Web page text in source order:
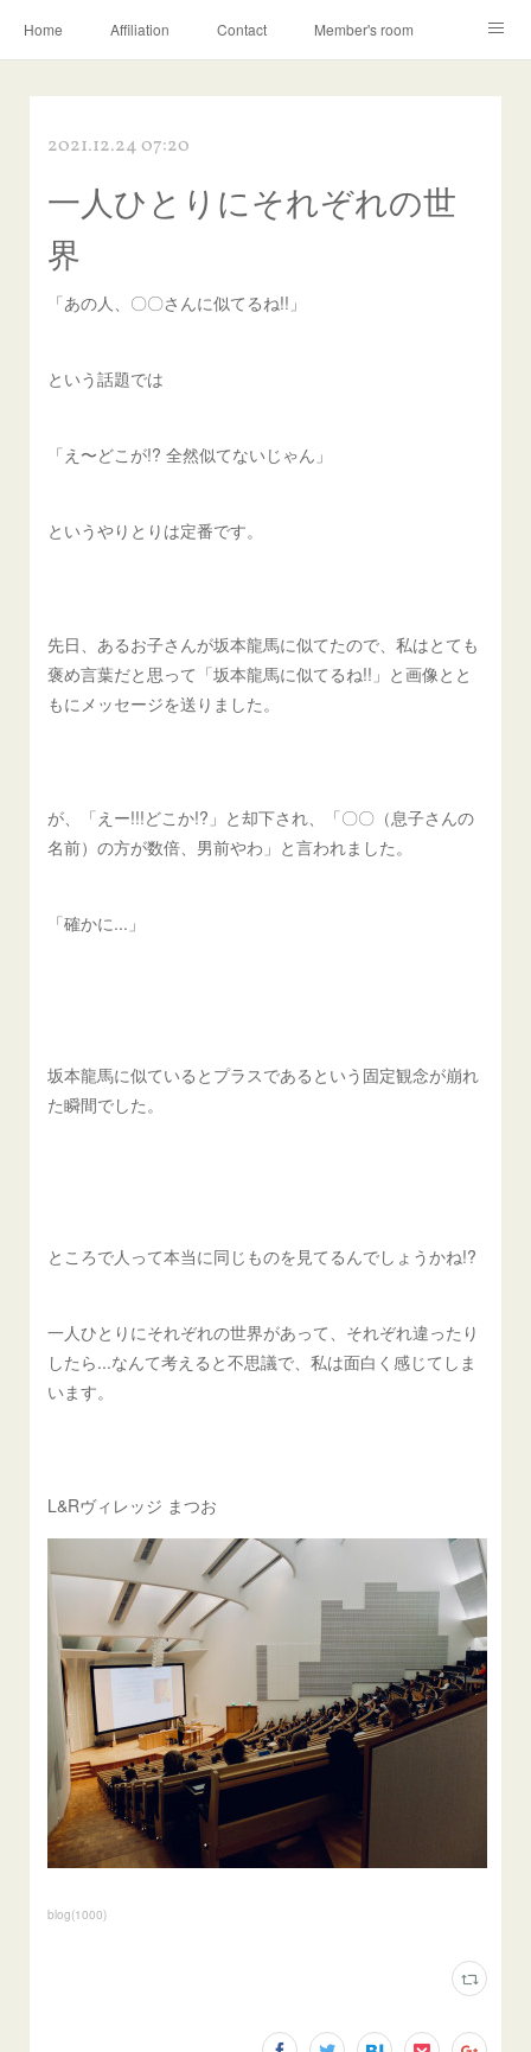
Home Affiliation Contact Member's room
2021.12.24 07:20
一人ひとりにそれぞれの世
界
「あの人、〇〇さんに似てるね!!」
という話題では
「え〜どこが!? 全然似てないじゃん」
というやりとりは定番です。
先日、あるお子さんが坂本龍馬に似てたので、私はとても
褒め言葉だと思って「坂本龍馬に似てるね!!」と画像とと
もにメッセージを送りました。
が、「えー!!!どこか!?」と却下され、「〇〇（息子さんの
名前）の方が数倍、男前やわ」と言われました。
「確かに...」
坂本龍馬に似ているとプラスであるという固定観念が崩れ
た瞬間でした。
ところで人って本当に同じものを見てるんでしょうかね!?
一人ひとりにそれぞれの世界があって、それぞれ違ったり
したら...なんて考えると不思議で、私は面白く感じてしま
います。
L&Rヴィレッジ まつお
blog(1000)